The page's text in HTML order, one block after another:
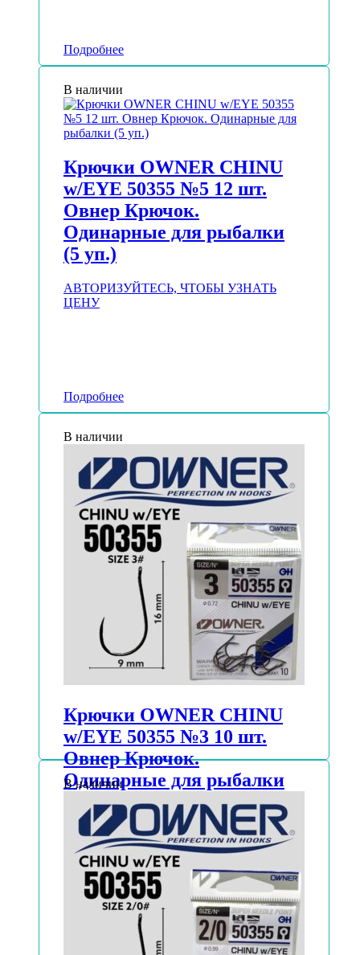
Подробнее
В наличии
Крючки OWNER CHINU
w/EYE 50355 №5 12 шт.
Овнер Крючок.
Одинарные для рыбалки
(5 уп.)
АВТОРИЗУЙТЕСЬ, ЧТОБЫ УЗНАТЬ
ЦЕНУ
Подробнее
В наличии
Крючки OWNER CHINU
w/EYE 50355 №3 10 шт.
Овнер Крючок.
Одинарные для рыбалки
(5 уп.)
АВТОРИЗУЙТЕСЬ, ЧТОБЫ УЗНАТЬ
ЦЕНУ
Подробнее
В наличии